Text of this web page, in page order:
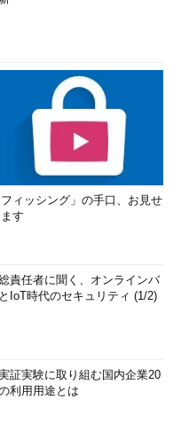
フィッシング」の手口、お見せ
す
責任者に聞く、オンラインバ
IoT時代のセキュリティ (1/2)
証実験に取り組む国内企業20
利用用途とは